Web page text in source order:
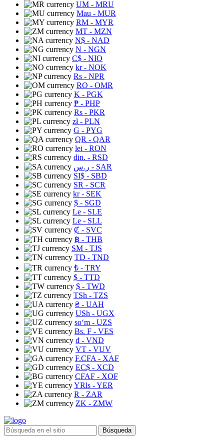
UM - MRU
Mau - MUR
RM - MYR
MT - MZN
N$ - NAD
N - NGN
C$ - NIO
kr- NOK
Rs - NPR
RO - OMR
K - PGK
₱ - PHP
Rs - PKR
zł- PLN
G - PYG
QR - QAR
lei - RON
din. - RSD
ر.س - SAR
SI$ - SBD
SR - SCR
kr- SEK
$ - SGD
Le - SLE
Le - SLL
₡ - SVC
฿ - THB
ЅМ - TJS
TD - TND
₺ - TRY
$ - TTD
$ - TWD
TSh - TZS
₴ - UAH
USh - UGX
soʻm - UZS
Bs. F - VES
₫ - VND
VT - VUV
F.CFA - XAF
EC$ - XCD
CFAF - XOF
YRls - YER
R - ZAR
ZK - ZMW
Búsqueda